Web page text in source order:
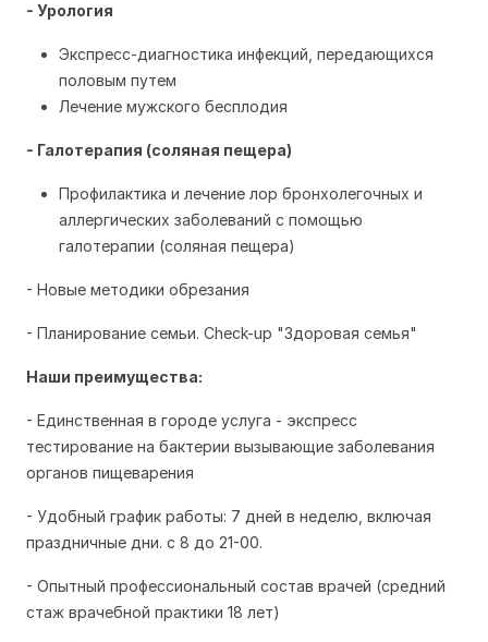
- Урология
Экспресс-диагностика инфекций, передающихся
половым путем
Лечение мужского бесплодия
- Галотерапия (соляная пещера)
Профилактика и лечение лор бронхолегочных и
аллергических заболеваний с помощью
галотерапии (соляная пещера)
- Новые методики обрезания
- Планирование семьи. Сheck-up "Здоровая семья"
Наши преимущества:
- Единственная в городе услуга - экспресс
тестирование на бактерии вызывающие заболевания
органов пищеварения
- Удобный график работы: 7 дней в неделю, включая
праздничные дни. с 8 до 21-00.
- Опытный профессиональный состав врачей (средний
стаж врачебной практики 18 лет)